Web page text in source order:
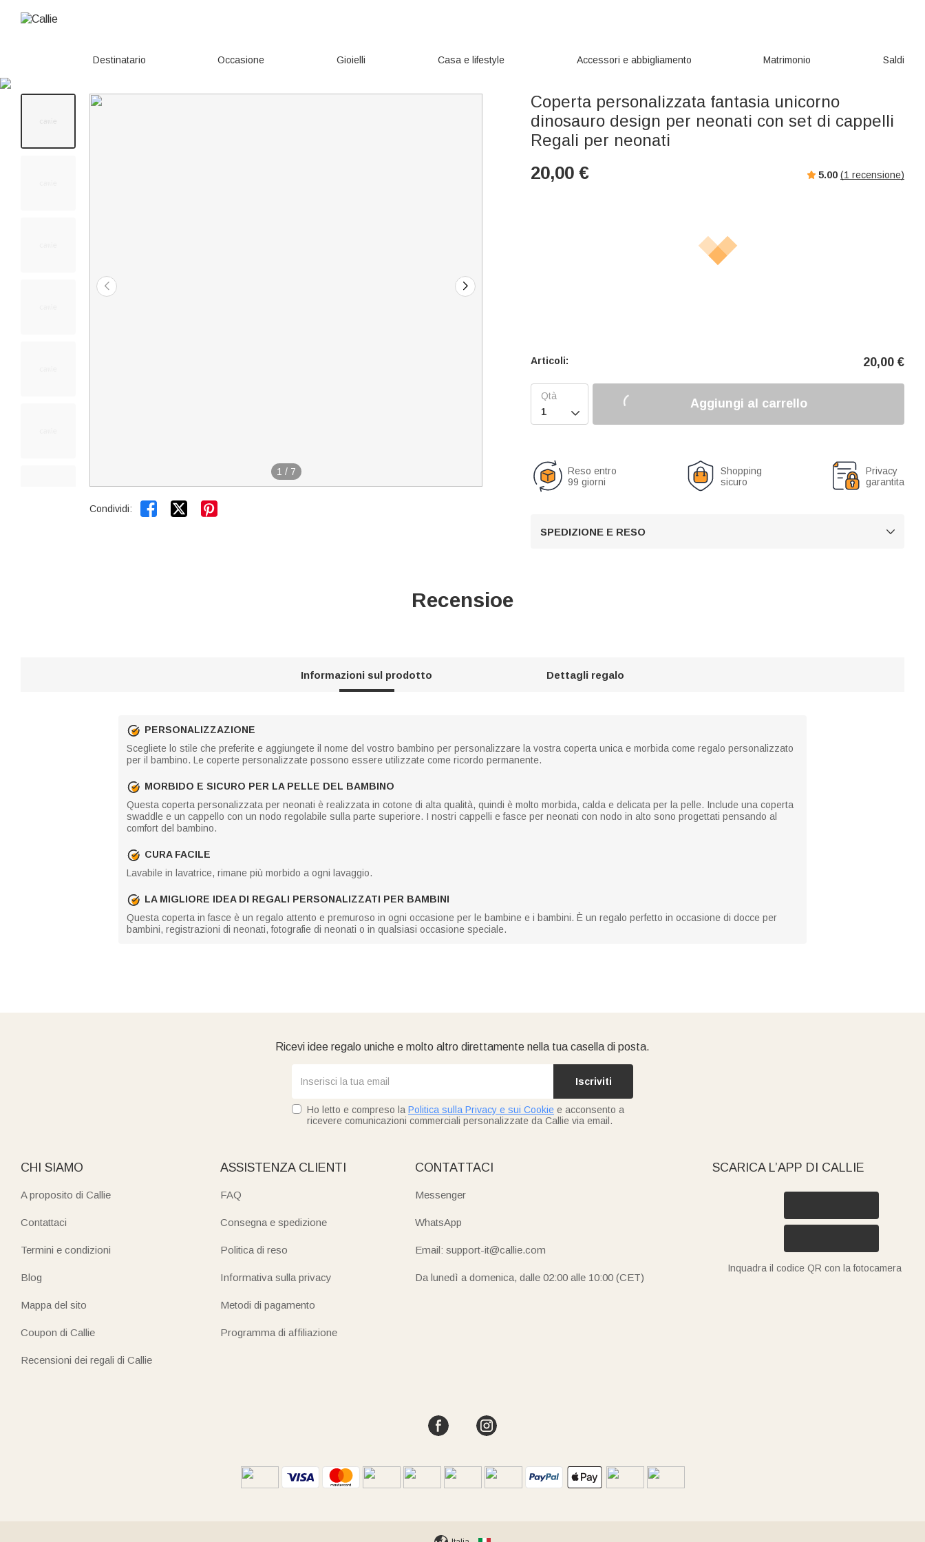
Destinatario Occasione Gioielli Casa e lifestyle Accessori e abbigliamento Matrimonio Saldi
1 / 7
Condividi:  
Coperta personalizzata fantasia unicorno
dinosauro design per neonati con set di cappelli
Regali per neonati
20,00 € 5.00 (1 recensione)
Articoli: 20,00 €

Aggiungi al carrello
Reso entro
99 giorni
Shopping
sicuro
Privacy
garantita
SPEDIZIONE E RESO 
Recensioe
Informazioni sul prodotto Dettagli regalo
PERSONALIZZAZIONE
Scegliete lo stile che preferite e aggiungete il nome del vostro bambino per personalizzare la vostra coperta unica e morbida come regalo personalizzato
per il bambino. Le coperte personalizzate possono essere utilizzate come ricordo permanente.
MORBIDO E SICURO PER LA PELLE DEL BAMBINO
Questa coperta personalizzata per neonati è realizzata in cotone di alta qualità, quindi è molto morbida, calda e delicata per la pelle. Include una coperta
swaddle e un cappello con un nodo regolabile sulla parte superiore. I nostri cappelli e fasce per neonati con nodo in alto sono progettati pensando al
comfort del bambino.
CURA FACILE
Lavabile in lavatrice, rimane più morbido a ogni lavaggio.
LA MIGLIORE IDEA DI REGALI PERSONALIZZATI PER BAMBINI
Questa coperta in fasce è un regalo attento e premuroso in ogni occasione per le bambine e i bambini. È un regalo perfetto in occasione di docce per
bambini, registrazioni di neonati, fotografie di neonati o in qualsiasi occasione speciale.
Ricevi idee regalo uniche e molto altro direttamente nella tua casella di posta.
Iscriviti
Ho letto e compreso la Politica sulla Privacy e sui Cookie e acconsento a
ricevere comunicazioni commerciali personalizzate da Callie via email.
CHI SIAMO
A proposito di Callie
Contattaci
Termini e condizioni
Blog
Mappa del sito
Coupon di Callie
Recensioni dei regali di Callie
ASSISTENZA CLIENTI
FAQ
Consegna e spedizione
Politica di reso
Informativa sulla privacy
Metodi di pagamento
Programma di affiliazione
CONTATTACI
Messenger
WhatsApp
Email: support-it@callie.com
Da lunedì a domenica, dalle 02:00 alle 10:00 (CET)
SCARICA L’APP DI CALLIE
Inquadra il codice QR con la fotocamera